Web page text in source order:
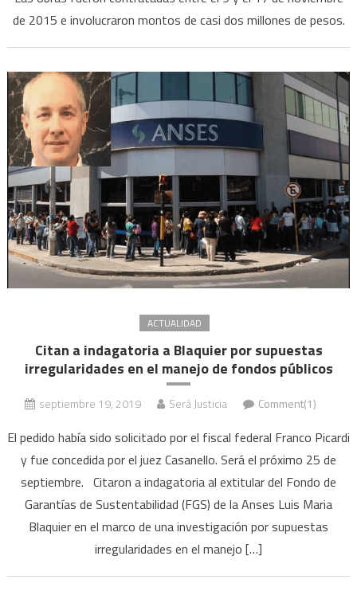
de 2015 e involucraron montos de casi dos millones de pesos.
ACTUALIDAD
Citan a indagatoria a Blaquier por supuestas
irregularidades en el manejo de fondos públicos
septiembre 19, 2019 Será Justicia Comment(1)
El pedido había sido solicitado por el fiscal federal Franco Picardi
y fue concedida por el juez Casanello. Será el próximo 25 de
septiembre. Citaron a indagatoria al extitular del Fondo de
Garantías de Sustentabilidad (FGS) de la Anses Luis Maria
Blaquier en el marco de una investigación por supuestas
irregularidades en el manejo […]